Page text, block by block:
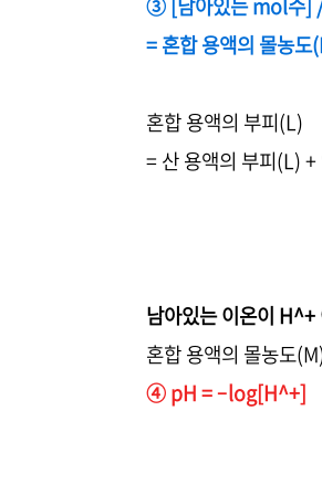
③ [남아있는 mol수] /
= 혼합 용액의 몰농도
혼합 용액의 부피(L)
= 산 용액의 부피(L)
남아있는 이온이 H^+
혼합 용액의 몰농도
④ pH = –log[H^+]